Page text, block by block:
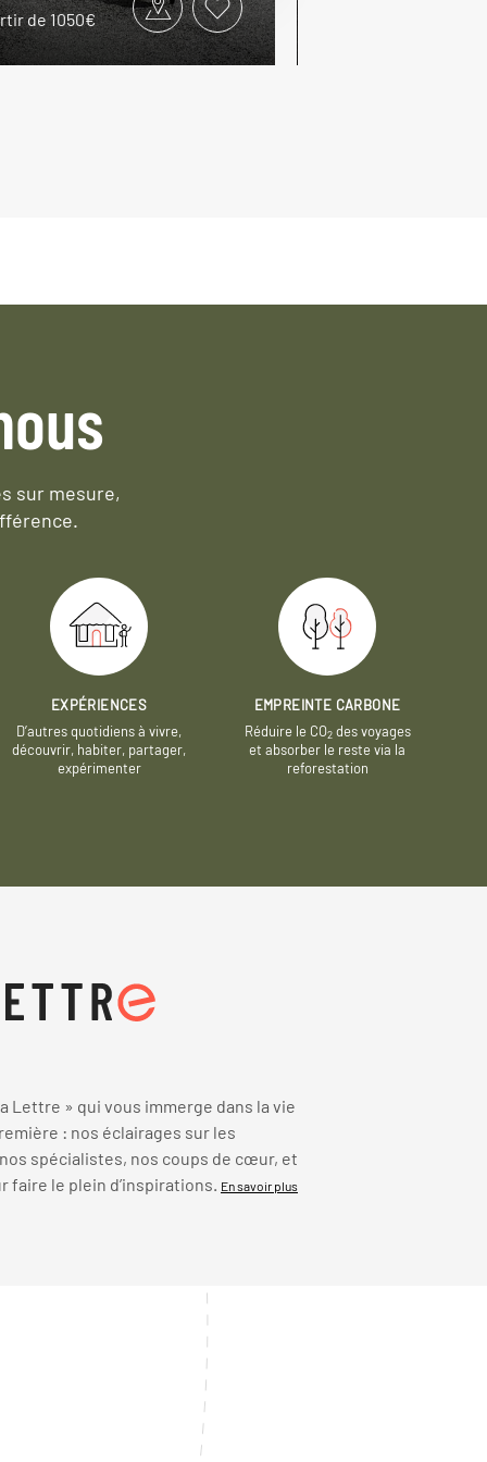
de 1050€
sur mesure,
EXPÉRIENCES
D’autres quotidiens à vivre,
découvrir, habiter, partager,
expérimenter
EMPREINTE CARBONE
Réduire le CO2des voyages
et absorber le reste via la
reforestation
Lettre » qui vous immerge dans la vie
: nos éclairages sur les
spécialistes, nos coups de cœur, et
faire le plein d’inspirations. En savoir plus